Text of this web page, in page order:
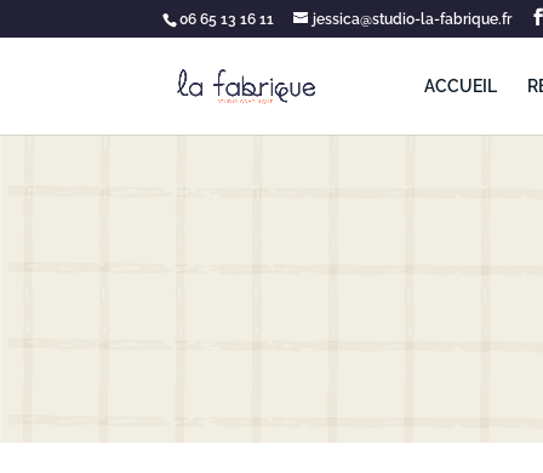
06 65 13 16 11 jessica@studio-la-fabrique.fr
ACCUEIL